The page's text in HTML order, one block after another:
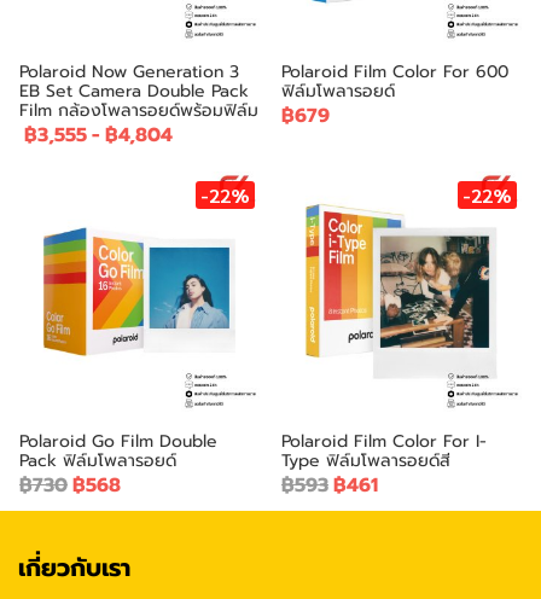
Polaroid Now Generation 3
EB Set Camera Double Pack
Film กล้องโพลารอยด์พร้อมฟิล์ม
฿3,555- ฿4,804
Polaroid Film Color For 600
ฟิล์มโพลารอยด์
฿679
-22%
Polaroid Go Film Double
Pack ฟิล์มโพลารอยด์
฿730฿568
-22%
Polaroid Film Color For I-
Type ฟิล์มโพลารอยด์สี
฿593฿461
เกี่ยวกับเรา